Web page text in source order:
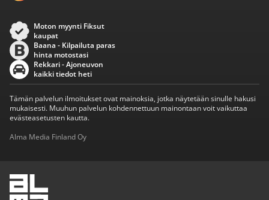
Moton myynti Fiksut
kaupat
Baana - Kilpailuta paras
hinta motostasi
Rekkari - Ajoneuvon
kaikki tiedot heti
Tämän palvelun ilmoitukset ovat mainoksia, jotka näytetään sinulle hakusi
mukaisesti. Muuhun palvelun kohdennettuun mainontaan voit vaikuttaa
evästeasetusten kautta.
Alma Media Finland Oy